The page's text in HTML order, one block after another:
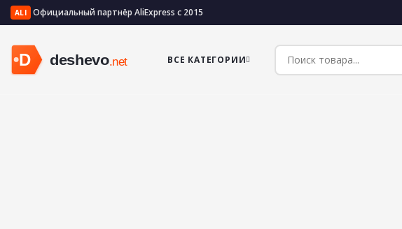
ALI Официальный партнёр AliExpress с 2015
ВСЕ КАТЕГОРИИ